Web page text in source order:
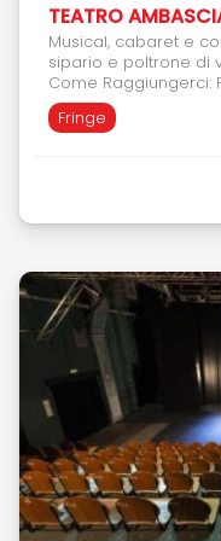
TEATRO
Musical, cabaret e
sipario e poltrone di
Come Raggiungerci:
152BUS: 442; 556; 744;
BRT1
Fringe